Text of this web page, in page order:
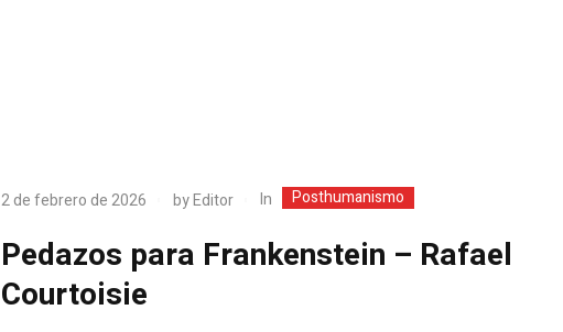
2 de febrero de 2026 byEditor In Posthumanismo
Pedazos para Frankenstein – Rafael
Courtoisie